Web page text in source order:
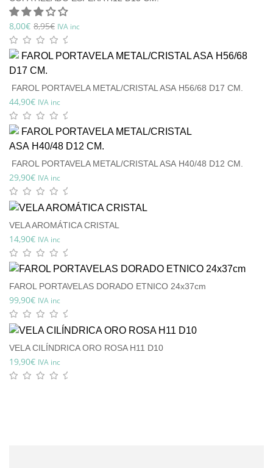
8,95€
8,00€ IVA inc
FAROL PORTAVELA METAL/CRISTAL ASA H56/68 D17 CM.
44,90€ IVA inc
FAROL PORTAVELA METAL/CRISTAL ASA H40/48 D12 CM.
29,90€ IVA inc
VELA AROMÁTICA CRISTAL
14,90€ IVA inc
FAROL PORTAVELAS DORADO ETNICO 24x37cm
99,90€ IVA inc
VELA CILÍNDRICA ORO ROSA H11 D10
19,90€ IVA inc